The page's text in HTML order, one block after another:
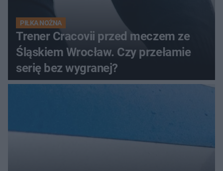
PIŁKA NOŻNA
Trener Cracovii przed meczem ze
Śląskiem Wrocław. Czy przełamie
serię bez wygranej?